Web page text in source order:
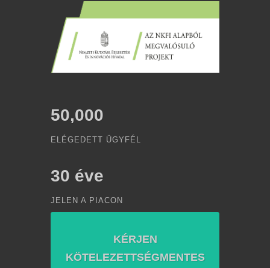
50,000
ELÉGEDETT ÜGYFÉL
30 éve
JELEN A PIACON
KÉRJEN
KÖTELEZETTSÉGMENTES